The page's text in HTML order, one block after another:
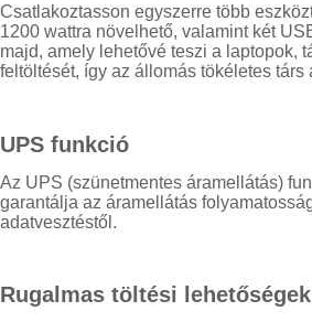
Csatlakoztasson egyszerre több
1200 wattra növelhető, valamint két
majd, amely lehetővé teszi a laptopok,
feltöltését, így az állomás tökéletes
UPS funkció
Az UPS (szünetmentes áramellátás)
garantálja az áramellátás
adatvesztéstől.
Rugalmas töltési lehetőségek